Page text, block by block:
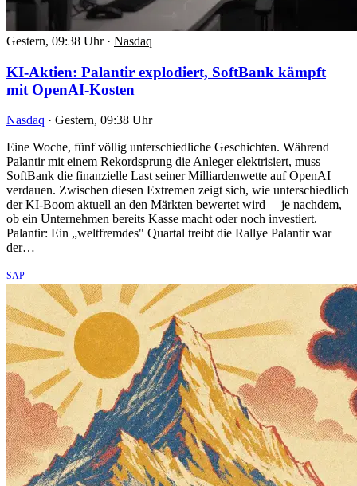
Gestern, 09:38 Uhr · Nasdaq
KI-Aktien: Palantir explodiert, SoftBank kämpft
mit OpenAI-Kosten
Nasdaq · Gestern, 09:38 Uhr
Eine Woche, fünf völlig unterschiedliche Geschichten. Während
Palantir mit einem Rekordsprung die Anleger elektrisiert, muss
SoftBank die finanzielle Last seiner Milliardenwette auf OpenAI
verdauen. Zwischen diesen Extremen zeigt sich, wie unterschiedlich
der KI-Boom aktuell an den Märkten bewertet wird— je nachdem,
ob ein Unternehmen bereits Kasse macht oder noch investiert.
Palantir: Ein „weltfremdes" Quartal treibt die Rallye Palantir war
der…
SAP